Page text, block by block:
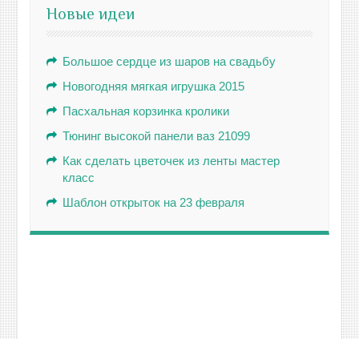
Новые идеи
Большое сердце из шаров на свадьбу
Новогодняя мягкая игрушка 2015
Пасхальная корзинка кролики
Тюнинг высокой панели ваз 21099
Как сделать цветочек из ленты мастер
класс
Шаблон открыток на 23 февраля